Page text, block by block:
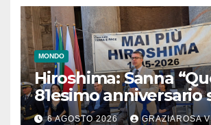
MONDO
Hiroshima: Sanna
81esimo anniversario
monito per tutti”
6 AGOSTO 2026 GRAZIAROSA